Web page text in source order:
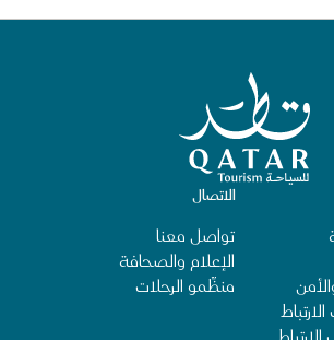
الصفحة الرئيسية لقطر للسياحة
الاتصال
تواصل معنا
الإعلام والصحافة
منظِّمو الرحلات